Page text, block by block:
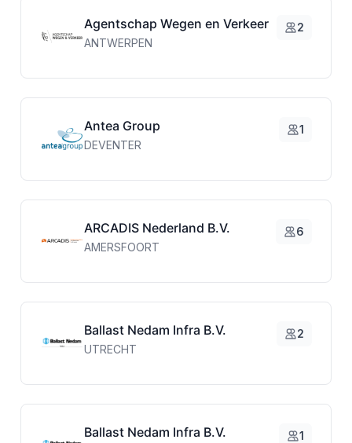
Agentschap Wegen en Verkeer
ANTWERPEN
2
Antea Group
DEVENTER
1
ARCADIS Nederland B.V.
AMERSFOORT
6
Ballast Nedam Infra B.V.
UTRECHT
2
Ballast Nedam Infra B.V. 1